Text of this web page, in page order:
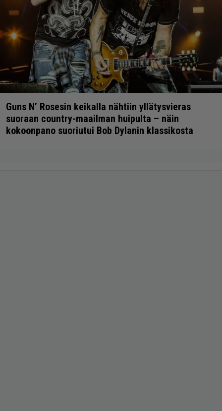
Guns N’ Rosesin keikalla nähtiin yllätysvieras
suoraan country-maailman huipulta – näin
kokoonpano suoriutui Bob Dylanin klassikosta